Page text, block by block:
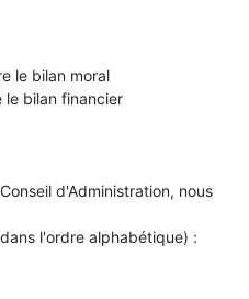
le bilan moral
le bilan financier
d'Administration, nous
l'ordre alphabétique) :